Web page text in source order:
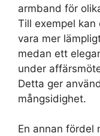
armband för
Till exempel
vara mer
medan ett
under
Detta ger
mångsidighet.
En annan fördel